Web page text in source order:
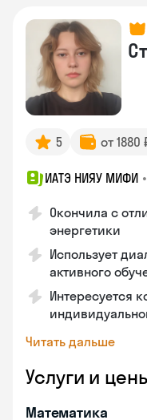
5 от
ИАТЭ НИЯУ МИФИ •
Окончила с
энергетики
Использует
активного
Интересуется
Читать дальше
Услуги и
Математика